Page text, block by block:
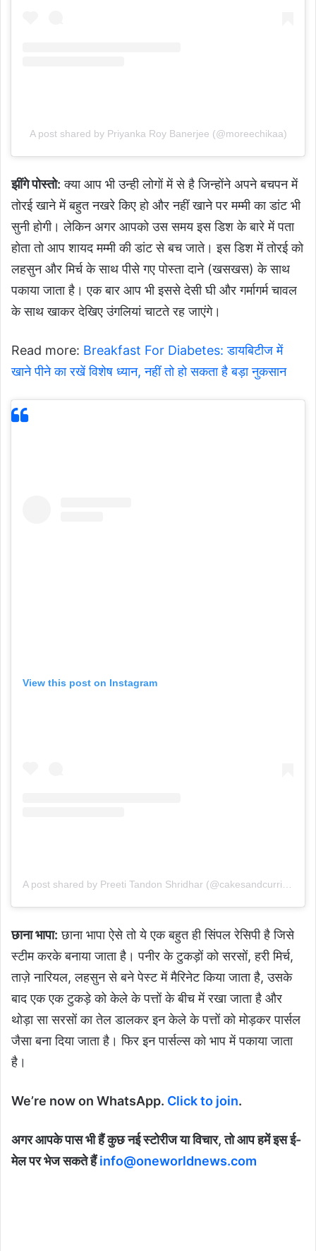
A post shared by Priyanka Roy Banerjee (@moreechikaa)
झींगे पोस्तो: क्या आप भी उन्ही लोगों में से है जिन्होंने अपने बचपन में
तोरई खाने में बहुत नखरे किए हो और नहीं खाने पर मम्मी का डांट भी
सुनी होगी। लेकिन अगर आपको उस समय इस डिश के बारे में पता
होता तो आप शायद मम्मी की डांट से बच जाते। इस डिश में तोरई को
लहसुन और मिर्च के साथ पीसे गए पोस्ता दाने (खसखस) के साथ
पकाया जाता है। एक बार आप भी इससे देसी घी और गर्मागर्म चावल
के साथ खाकर देखिए उंगलियां चाटते रह जाएंगे।
Read more: Breakfast For Diabetes: डायब‍िटीज में
खाने पीने का रखें विशेष ध्यान, नहीं तो हो सकता है बड़ा नुकसान
View this post on Instagram
A post shared by Preeti Tandon Shridhar (@cakesandcurries)
छाना भापा: छाना भापा ऐसे तो ये एक बहुत ही सिंपल रेसिपी है जिसे
स्टीम करके बनाया जाता है। पनीर के टुकड़ों को सरसों, हरी मिर्च,
ताज़े नारियल, लहसुन से बने पेस्ट में मैरिनेट किया जाता है, उसके
बाद एक एक टुकड़े को केले के पत्तों के बीच में रखा जाता है और
थोड़ा सा सरसों का तेल डालकर इन केले के पत्तों को मोड़कर पार्सल
जैसा बना दिया जाता है। फिर इन पार्सल्स को भाप में पकाया जाता
है।
We’re now on WhatsApp. Click to join.
अगर आपके पास भी हैं कुछ नई स्टोरीज या विचार, तो आप हमें इस ई-
मेल पर भेज सकते हैंinfo@oneworldnews.com